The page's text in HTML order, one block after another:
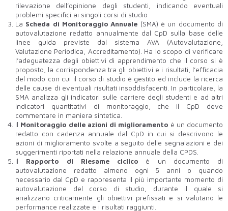
rilevazione dell’opinione degli studenti, indicando eventuali
problemi specifici ai singoli corsi di studio
La Scheda di Monitoraggio Annuale (SMA) è un documento di
autovalutazione redatto annualmente dal CpD sulla base delle
linee guida previste dal sistema AVA (Autovalutazione,
Valutazione Periodica, Accreditamento). Ha lo scopo di verificare
l’adeguatezza degli obiettivi di apprendimento che il corso si è
proposto, la corrispondenza tra gli obiettivi e i risultati, l’efficacia
del modo con cui il corso di studio è gestito ed include la ricerca
delle cause di eventuali risultati insoddisfacenti. In particolare, la
SMA analizza gli indicatori sulle carriere degli studenti e ad altri
indicatori quantitativi di monitoraggio, che il CpD deve
commentare in maniera sintetica.
Il Monitoraggio delle azioni di miglioramento è un documento
redatto con cadenza annuale dal CpD in cui si descrivono le
azioni di miglioramento svolte a seguito delle segnalazioni e dei
suggerimenti riportati nella relazione annuale della CPDS.
Il Rapporto di Riesame ciclico è un documento di
autovalutazione redatto almeno ogni 5 anni o quando
necessario dal CpD e rappresenta il più importante momento di
autovalutazione del corso di studio, durante il quale si
analizzano criticamente gli obiettivi prefissati e si valutano le
performance realizzate e i risultati raggiunti.